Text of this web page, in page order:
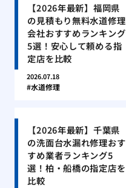
【2026年最新】福岡県
の見積もり無料水道修理
会社おすすめランキング
5選！安心して頼める指
定店を比較
2026.07.18
水道修理
【2026年最新】千葉県
の洗面台水漏れ修理おす
すめ業者ランキング5
選！柏・船橋の指定店を
比較